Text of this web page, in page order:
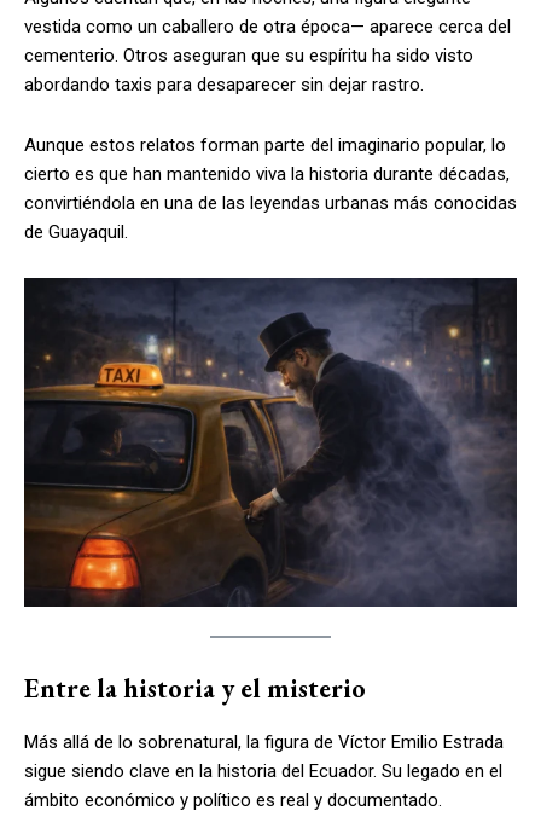
vestida como un caballero de otra época— aparece cerca del
cementerio. Otros aseguran que su espíritu ha sido visto
abordando taxis para desaparecer sin dejar rastro.
Aunque estos relatos forman parte del imaginario popular, lo
cierto es que han mantenido viva la historia durante décadas,
convirtiéndola en una de las leyendas urbanas más conocidas
de Guayaquil.
Entre la historia y el misterio
Más allá de lo sobrenatural, la figura de Víctor Emilio Estrada
sigue siendo clave en la historia del Ecuador. Su legado en el
ámbito económico y político es real y documentado.